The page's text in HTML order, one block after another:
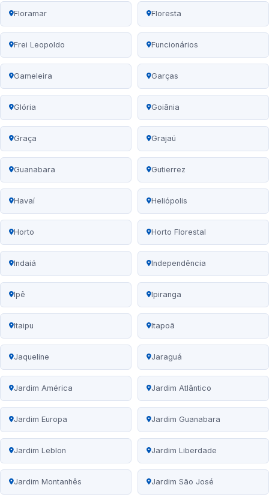
Floramar Floresta
Frei Leopoldo Funcionários
Gameleira Garças
Glória Goiânia
Graça Grajaú
Guanabara Gutierrez
Havaí Heliópolis
Horto Horto Florestal
Indaiá Independência
Ipê Ipiranga
Itaipu Itapoã
Jaqueline Jaraguá
Jardim América Jardim Atlântico
Jardim Europa Jardim Guanabara
Jardim Leblon Jardim Liberdade
Jardim Montanhês Jardim São José